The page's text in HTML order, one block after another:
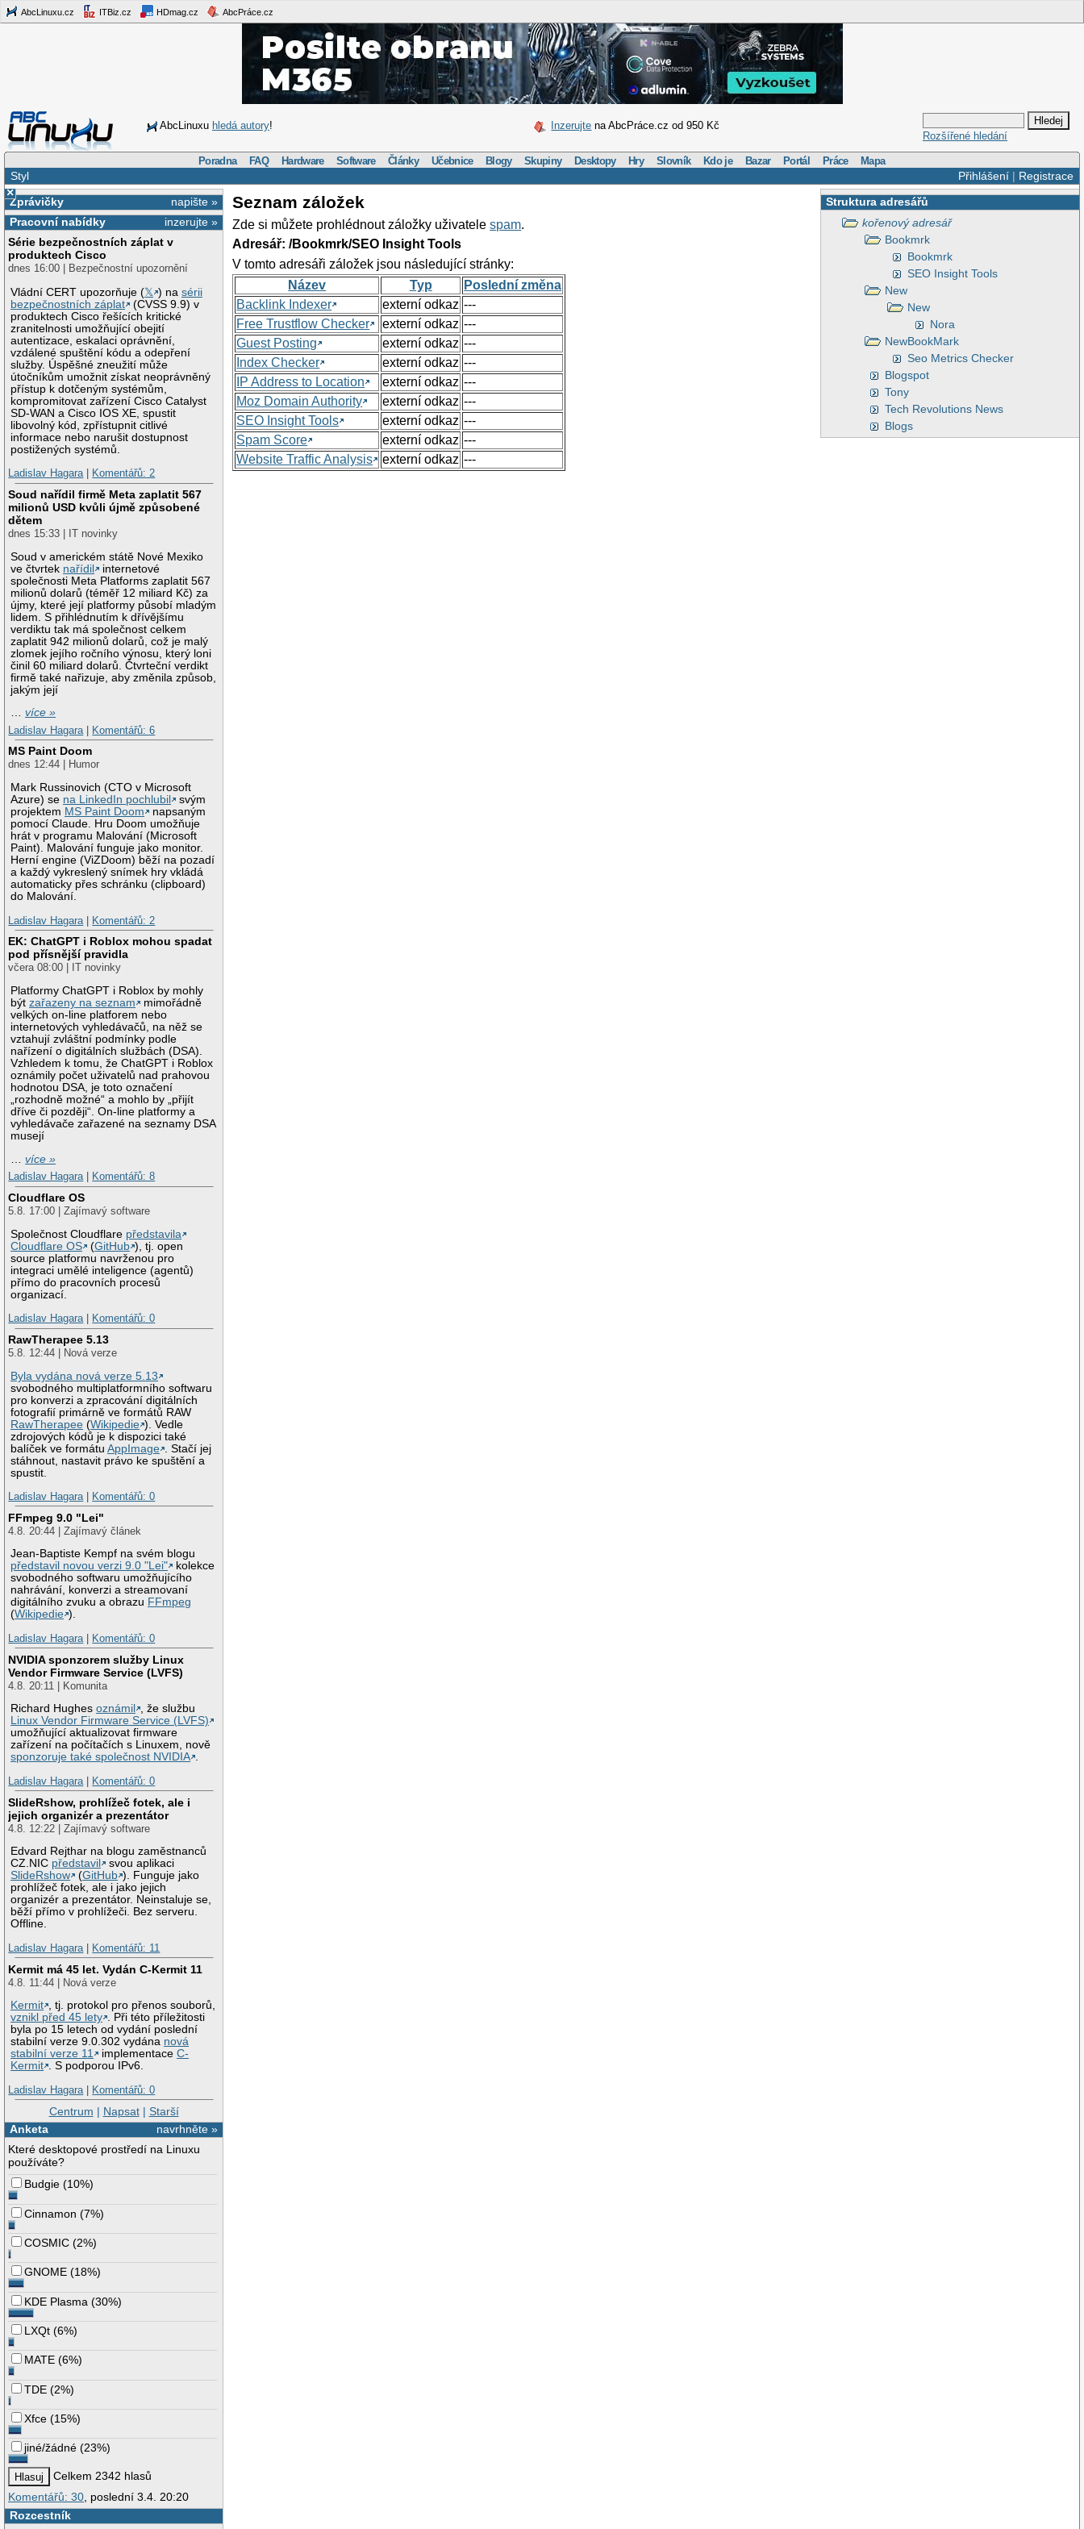
AbcLinuxu.cz ITBiz.cz HDmag.cz AbcPráce.cz
AbcLinuxu hledá autory! Inzerujte na AbcPráce.cz od 950 Kč
Rozšířené hledání
Poradna FAQ Hardware Software Články Učebnice Blogy Skupiny Desktopy Hry Slovník Kdo je Bazar Portál Práce Mapa
Přihlášení| Registrace
Styl
×
napište »
Zprávičky
inzerujte »
Pracovní nabídky
Série bezpečnostních záplat v
produktech Cisco
dnes 16:00 | Bezpečnostní upozornění
Vládní CERT upozorňuje (𝕏 ) nasérii
bezpečnostních záplat
(CVSS 9.9) v
produktech Cisco řešících kritické
zranitelnosti umožňující obejití
autentizace, eskalaci oprávnění,
vzdálené spuštění kódu a odepření
služby. Úspěšné zneužití může
útočníkům umožnit získat neoprávněný
přístup k dotčeným systémům,
kompromitovat zařízení Cisco Catalyst
SD-WAN a Cisco IOS XE, spustit
libovolný kód, zpřístupnit citlivé
informace nebo narušit dostupnost
postižených systémů.
Ladislav Hagara| Komentářů: 2
Soud nařídil firmě Meta zaplatit 567
milionů USD kvůli újmě způsobené
dětem
dnes 15:33 | IT novinky
Soud v americkém státě Nové Mexiko
ve čtvrtek nařídil
internetové
společnosti Meta Platforms zaplatit 567
milionů dolarů (téměř 12 miliard Kč) za
újmy, které její platformy působí mladým
lidem. S přihlédnutím k dřívějšímu
verdiktu tak má společnost celkem
zaplatit 942 milionů dolarů, což je malý
zlomek jejího ročního výnosu, který loni
činil 60 miliard dolarů. Čtvrteční verdikt
firmě také nařizuje, aby změnila způsob,
jakým její
…více »
Ladislav Hagara
Komentářů: 6
MS Paint Doom
dnes 12:44 | Humor
Mark Russinovich (CTO v Microsoft
Azure) se na LinkedIn pochlubil
svým
projektem MS Paint Doom
napsaným
pomocí Claude. Hru Doom umožňuje
hrát v programu Malování (Microsoft
Paint). Malování funguje jako monitor.
Herní engine (ViZDoom) běží na pozadí
a každý vykreslený snímek hry vkládá
automaticky přes schránku (clipboard)
do Malování.
Ladislav Hagara
Komentářů: 2
EK: ChatGPT i Roblox mohou spadat
pod přísnější pravidla
včera 08:00 | IT novinky
Platformy ChatGPT i Roblox by mohly
býtzařazeny na seznam
mimořádně
velkých on-line platforem nebo
internetových vyhledávačů, na něž se
vztahují zvláštní podmínky podle
nařízení o digitálních službách (DSA).
Vzhledem k tomu, že ChatGPT i Roblox
oznámily počet uživatelů nad prahovou
hodnotou DSA, je toto označení
„rozhodně možné“ a mohlo by „přijít
dříve či později“. On-line platformy a
vyhledávače zařazené na seznamy DSA
musejí
…více »
Ladislav Hagara| Komentářů: 8
Cloudflare OS
5.8. 17:00 | Zajímavý software
Společnost Cloudflare představila
Cloudflare OS
(GitHub ), tj. open
source platformu navrženou pro
integraci umělé inteligence (agentů)
přímo do pracovních procesů
organizací.
Ladislav Hagara| Komentářů: 0
RawTherapee 5.13
5.8. 12:44 | Nová verze
Byla vydána nová verze 5.13
svobodného multiplatformního softwaru
pro konverzi a zpracování digitálních
fotografií primárně ve formátů RAW
RawTherapee (Wikipedie ). Vedle
zdrojových kódů je k dispozici také
balíček ve formátuAppImage
. Stačí jej
stáhnout, nastavit právo ke spuštění a
spustit.
Ladislav Hagara| Komentářů: 0
FFmpeg 9.0 "Lei"
4.8. 20:44 | Zajímavý článek
Jean-Baptiste Kempf na svém blogu
představil novou verzi 9.0 "Lei"
kolekce
svobodného softwaru umožňujícího
nahrávání, konverzi a streamovaní
digitálního zvuku a obrazu FFmpeg
(Wikipedie ).
Ladislav Hagara| Komentářů: 0
NVIDIA sponzorem služby Linux
Vendor Firmware Service (LVFS)
4.8. 20:11 | Komunita
Richard Hughesoznámil
, že službu
Linux Vendor Firmware Service (LVFS)
umožňující aktualizovat firmware
zařízení na počítačích s Linuxem, nově
sponzoruje také společnost NVIDIA .
Ladislav Hagara| Komentářů: 0
SlideRshow, prohlížeč fotek, ale i
jejich organizér a prezentátor
4.8. 12:22 | Zajímavý software
Edvard Rejthar na blogu zaměstnanců
CZ.NIC představil
svou aplikaci
SlideRshow
(GitHub ). Funguje jako
prohlížeč fotek, ale i jako jejich
organizér a prezentátor. Neinstaluje se,
běží přímo v prohlížeči. Bez serveru.
Offline.
Ladislav Hagara| Komentářů: 11
Kermit má 45 let. Vydán C-Kermit 11
4.8. 11:44 | Nová verze
Kermit , tj. protokol pro přenos souborů,
vznikl před 45 lety . Při této příležitosti
byla po 15 letech od vydání poslední
stabilní verze 9.0.302 vydána nová
stabilní verze 11
implementaceC-
Kermit . S podporou IPv6.
Ladislav Hagara| Komentářů: 0
Centrum | Napsat| Starší
navrhněte »
Anketa
Které desktopové prostředí na Linuxu
používáte?
Budgie (10%)
Cinnamon (7%)
COSMIC (2%)
GNOME (18%)
KDE Plasma (30%)
LXQt (6%)
MATE (6%)
TDE (2%)
Xfce (15%)
jiné/žádné (23%)
Celkem 2342 hlasů
Komentářů: 30 , poslední 3.4. 20:20
Rozcestník
Struktura adresářů
kořenový adresář
Bookmrk
Bookmrk
SEO Insight Tools
New
New
Nora
NewBookMark
Seo Metrics Checker
Blogspot
Tony
Tech Revolutions News
Blogs
Seznam záložek
Zde si můžete prohlédnout záložky uživatelespam.
Adresář: /Bookmrk/SEO Insight Tools
V tomto adresáři záložek jsou následující stránky:
Název
Typ
Poslední změna
Backlink Indexer
externí odkaz ---
Free Trustflow Checker
externí odkaz ---
Guest Posting
externí odkaz ---
Index Checker
externí odkaz ---
IP Address to Location
externí odkaz ---
Moz Domain Authority
externí odkaz ---
SEO Insight Tools
externí odkaz ---
Spam Score
externí odkaz ---
Website Traffic Analysis
externí odkaz ---